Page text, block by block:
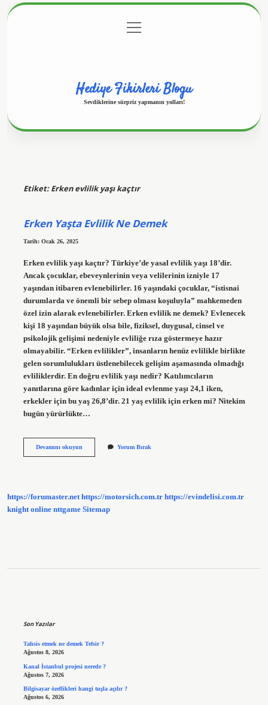
Gizlilik Politikası
menüyü
aç
Hediye Fikirleri Blogu
Sevdiklerine sürpriz yapmanın yolları!
Etiket:Erken evlilik yaşı kaçtır
Erken Yaşta Evlilik Ne Demek
Tarih: Ocak 26, 2025
Erken evlilik yaşı kaçtır? Türkiye’de yasal evlilik yaşı 18’dir.
Ancak çocuklar, ebeveynlerinin veya velilerinin izniyle 17
yaşından itibaren evlenebilirler. 16 yaşındaki çocuklar, “istisnai
durumlarda ve önemli bir sebep olması koşuluyla” mahkemeden
özel izin alarak evlenebilirler. Erken evlilik ne demek? Evlenecek
kişi 18 yaşından büyük olsa bile, fiziksel, duygusal, cinsel ve
psikolojik gelişimi nedeniyle evliliğe rıza göstermeye hazır
olmayabilir. “Erken evlilikler”, insanların henüz evlilikle birlikte
gelen sorumlulukları üstlenebilecek gelişim aşamasında olmadığı
evliliklerdir. En doğru evlilik yaşı nedir? Katılımcıların
yanıtlarına göre kadınlar için ideal evlenme yaşı 24,1 iken,
erkekler için bu yaş 26,8’dir. 21 yaş evlilik için erken mi? Nitekim
bugün yürürlükte…
Devamını okuyunErken
Yorum Bırak
https://forumaster.net https://motorsich.com.tr https://evindelisi.com.tr
knight online nttgame Sitemap
Son Yazılar
Tahsis etmek ne demek Tefsir ?
Ağustos 8, 2026
Kanal İstanbul projesi nerede ?
Ağustos 7, 2026
Bilgisayar özellikleri hangi tuşla açılır ?
Ağustos 6, 2026